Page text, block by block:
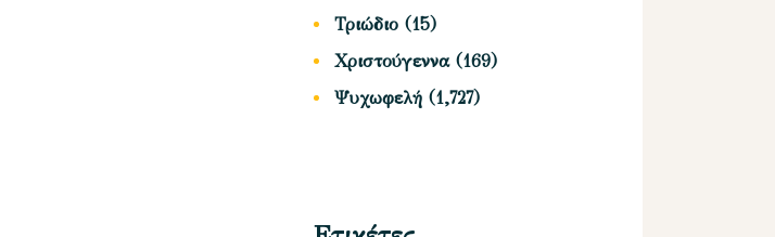
Τριώδιο (15)
Χριστούγεννα(169)
Ψυχωφελή (1,727)